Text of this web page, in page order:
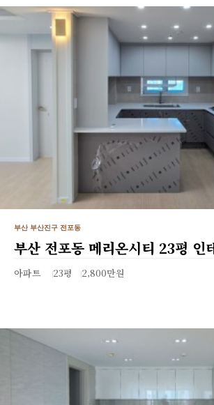
부산 부산진구 전포동
부산 전포동 메리온시티 23평 인
아파트 23평 2,800만원